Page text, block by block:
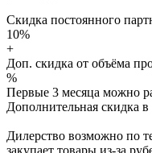
Скидка постоянного
10%
+
Доп. скидка от объёма
%
Первые 3 месяца можно
Дополнительная скидка в
Дилерство возможно по
закупает товары из-за